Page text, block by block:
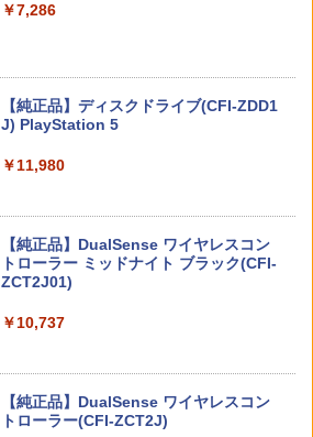
Nintendo Switch 2(日本語・国内専用)
ニンテンドープリペイド番号 9000円|オ
ンラインコード版
ンラインコード版
￥7,286
【純正品】ディスクドライブ(CFI-ZDD1
J) PlayStation 5
￥11,980
【純正品】DualSense ワイヤレスコン
トローラー ミッドナイト ブラック(CFI-
ZCT2J01)
￥10,737
【純正品】DualSense ワイヤレスコン
トローラー(CFI-ZCT2J)